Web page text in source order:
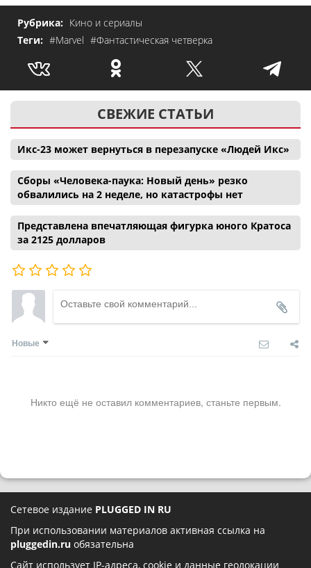
Рубрика: Кино и сериалы
Теги: #Marvel #Фантастическая четверка
СВЕЖИЕ СТАТЬИ
Икс-23 может вернуться в перезапуске «Людей Икс»
Сборы «Человека-паука: Новый день» резко
обвалились на 2 неделе, но катастрофы нет
Представлена впечатляющая фигурка юного Кратоса
за 2125 долларов
Новые
Никто ещё не оставил комментариев, станьте первым.
Сетевое издание PLUGGED IN RU
При использовании материалов активная ссылка на
pluggedin.ru обязательна
Сайт использует IP-адреса, cookie и данные геолокации